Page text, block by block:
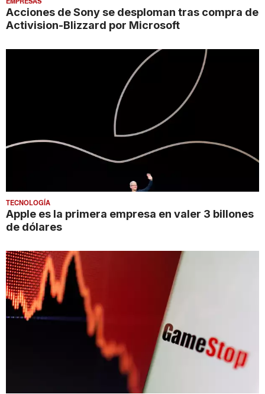
Acciones de Sony se desploman tras compra de
Activision-Blizzard por Microsoft
TECNOLOGÍA
Apple es la primera empresa en valer 3 billones
de dólares